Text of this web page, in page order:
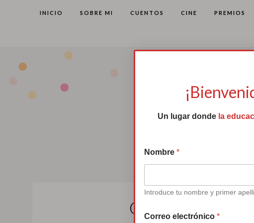
INICIO SOBRE MI CUENTOS CINE PREMIOS
Quehaceres y
Un lugar donde la
Nombre *
Introduce tu nombre y primer
Correo electrónico *